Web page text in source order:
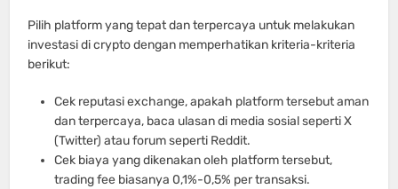
Pilih platform yang tepat dan terpercaya untuk melakukan
investasi di crypto dengan memperhatikan kriteria-kriteria
berikut:
Cek reputasi exchange, apakah platform tersebut aman
dan terpercaya, baca ulasan di media sosial seperti X
(Twitter) atau forum seperti Reddit.
Cek biaya yang dikenakan oleh platform tersebut,
trading fee biasanya 0,1%-0,5% per transaksi.